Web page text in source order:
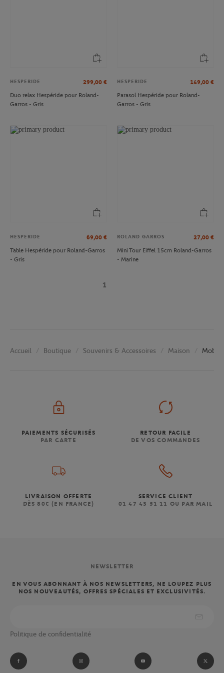
HESPERIDE 299,00 €
Duo relax Hespéride pour Roland-
Garros - Gris
HESPERIDE 149,00 €
Parasol Hespéride pour Roland-
Garros - Gris
HESPERIDE 69,00 €
Table Hespéride pour Roland-Garros
- Gris
ROLAND GARROS 27,00 €
Mini Tour Eiffel 15cm Roland-Garros
- Marine
1
Accueil Boutique Souvenirs & Accessoires Maison
PAIEMENTS SÉCURISÉS
PAR CARTE
RETOUR FACILE
DE VOS COMMANDES
LIVRAISON OFFERTE
DÈS 80€ (EN FRANCE)
SERVICE CLIENT
01 47 43 51 11 OU PAR MAIL
NEWSLETTER
EN VOUS ABONNANT À NOS NEWSLETTERS, NE LOUPEZ PLUS
NOS NOUVEAUTÉS, OFFRES SPÉCIALES ET EXCLUSIVITÉS.
Politique de confidentialité